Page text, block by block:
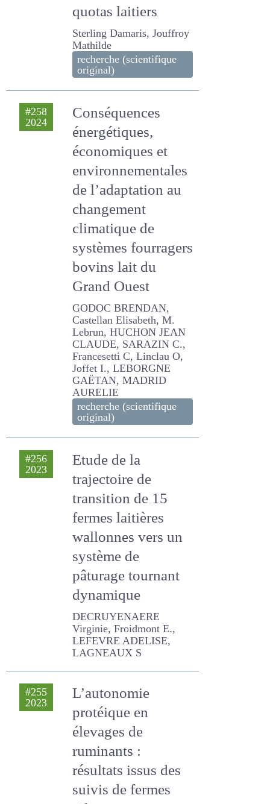
quotas laitiers
Sterling Damaris, Jouffroy
Mathilde
recherche (scientifique
original)
#258
2024
Conséquences
énergétiques,
économiques et
environnementales
de l’adaptation au
changement
climatique de
systèmes
fourragers bovins
lait du Grand Ouest
GODOC BRENDAN,
Castellan Elisabeth, M.
Lebrun, HUCHON JEAN
CLAUDE, SARAZIN C.,
Francesetti C, Linclau O,
Joffet I., LEBORGNE
GAËTAN, MADRID AURELIE
recherche (scientifique
original)
#256
2023
Etude de la
trajectoire de
transition de 15
fermes laitières
wallonnes vers un
système de
pâturage tournant
dynamique
DECRUYENAERE Virginie,
Froidmont E., LEFEVRE
ADELISE, LAGNEAUX S
#255
2023
L’autonomie
protéique en
élevages de
ruminants :
résultats issus des
suivis de fermes
pilotes